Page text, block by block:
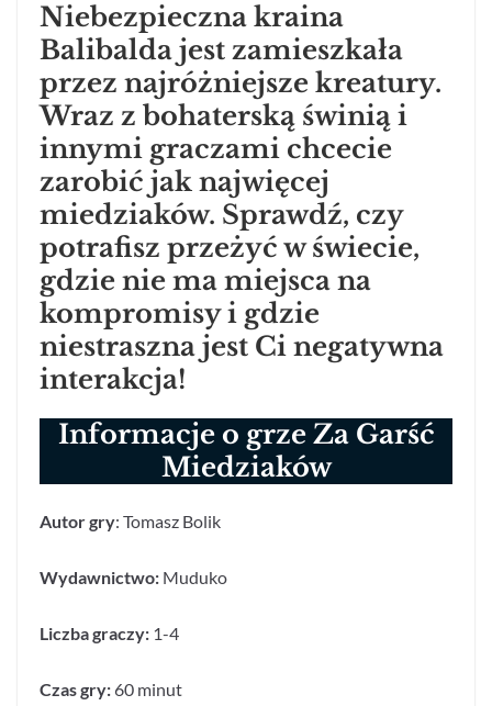
Niebezpieczna kraina
Balibalda jest zamieszkała
przez najróżniejsze kreatury.
Wraz z bohaterską świnią i
innymi graczami chcecie
zarobić jak najwięcej
miedziaków. Sprawdź, czy
potrafisz przeżyć w świecie,
gdzie nie ma miejsca na
kompromisy i gdzie
niestraszna jest Ci negatywna
interakcja!
Informacje o grze Za Garść
Miedziaków
Autor gry: Tomasz Bolik
Wydawnictwo: Muduko
Liczba graczy: 1-4
Czas gry: 60 minut